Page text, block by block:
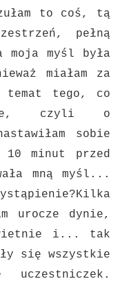
to coś, tą
pełną
myśl była
miałam za
temat tego, co
czyli o
sobie
minut przed
mną myśl...
Kilka
urocze dynie,
i... tak
się wszystkie
uczestniczek.